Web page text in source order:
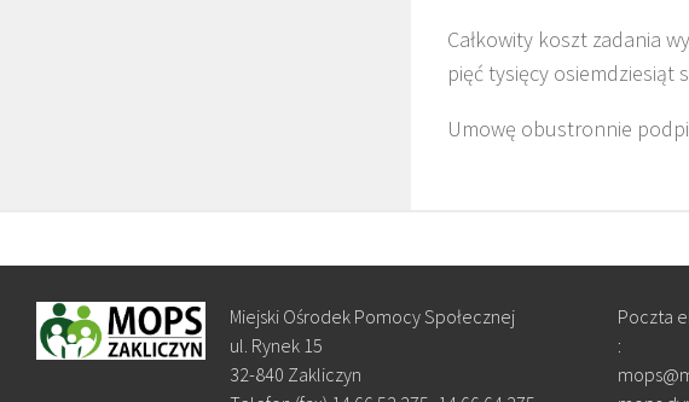
Całkowity koszt zadania
pięć tysięcy osiemdziesiąt
Umowę obustronnie
Miejski Ośrodek Pomocy Społecznej
ul. Rynek 15
32-840 Zakliczyn
Poczta
: